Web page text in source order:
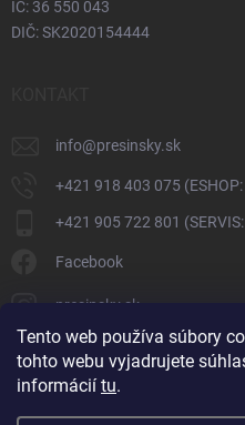
Tento web používa súbory
tohto webu vyjadrujete
informácií tu.
IČ: 36 550 043
DIČ: SK2020154444
info@presinsky.sk
+421 918 403 075
+421 905 722 801
Facebook
presinsky.sk